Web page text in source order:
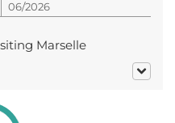
06/2026
Marselle